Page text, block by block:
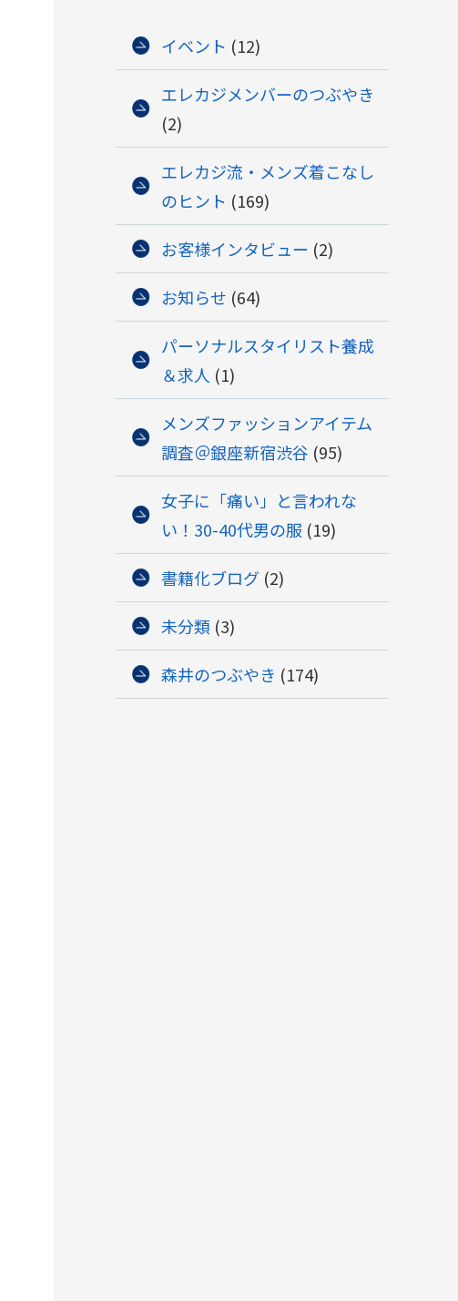
イベント (12)
エレカジメンバーのつぶやき
(2)
エレカジ流・メンズ着こなし
のヒント (169)
お客様インタビュー (2)
お知らせ (64)
パーソナルスタイリスト養成
＆求人 (1)
メンズファッションアイテム
調査＠銀座新宿渋谷 (95)
女子に「痛い」と言われな
い！30-40代男の服 (19)
書籍化ブログ (2)
未分類 (3)
森井のつぶやき (174)